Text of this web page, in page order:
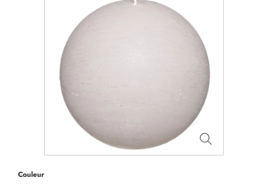
Couleur